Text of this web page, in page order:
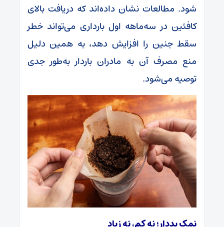
شود. مطالعات نشان داده‌اند که دریافت بالای
کافئین در سه‌ماهه اول بارداری می‌تواند خطر
سقط جنین را افزایش دهد، به همین دلیل
منع مصرف آن به مادران باردار به‌طور جدی
توصیه می‌شود.
نمک یددار؛ نه کم، نه زیاد